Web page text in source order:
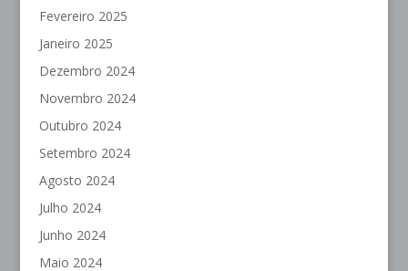
Fevereiro 2025
Janeiro 2025
Dezembro 2024
Novembro 2024
Outubro 2024
Setembro 2024
Agosto 2024
Julho 2024
Junho 2024
Maio 2024